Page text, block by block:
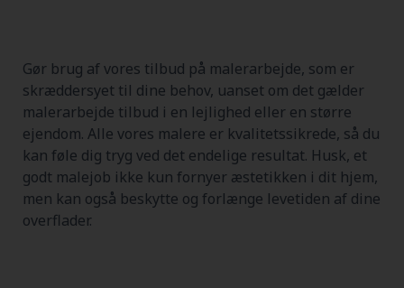
Gør brug af vores tilbud på malerarbejde, som er
skræddersyet til dine behov, uanset om det gælder
malerarbejde tilbud i en lejlighed eller en større
ejendom. Alle vores malere er kvalitetssikrede, så du
kan føle dig tryg ved det endelige resultat. Husk, et
godt malejob ikke kun fornyer æstetikken i dit hjem,
men kan også beskytte og forlænge levetiden af dine
overflader.